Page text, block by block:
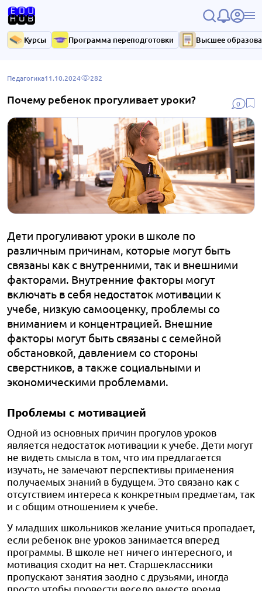
Курсы Программа переподготовки Высшее
0
Педагогика11.10.2024 282
Почему ребенок прогуливает уроки?
Дети прогуливают уроки в школе по
различным причинам, которые могут быть
связаны как с внутренними, так и внешними
факторами. Внутренние факторы могут
включать в себя недостаток мотивации к
учебе, низкую самооценку, проблемы со
вниманием и концентрацией. Внешние
факторы могут быть связаны с семейной
обстановкой, давлением со стороны
сверстников, а также социальными и
экономическими проблемами.
Проблемы с мотивацией
Одной из основных причин прогулов уроков
является недостаток мотивации к учебе. Дети могут
не видеть смысла в том, что им предлагается
изучать, не замечают перспективы применения
получаемых знаний в будущем. Это связано как с
отсутствием интереса к конкретным предметам, так
и с общим отношением к учебе.
У младших школьников желание учиться пропадает,
если ребенок вне уроков занимается вперед
программы. В школе нет ничего интересного, и
мотивация сходит на нет. Старшеклассники
пропускают занятия заодно с друзьями, иногда
просто чтобы провести весело вместе время.